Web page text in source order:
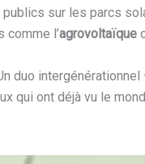
sur les parcs
l’agrovoltaïque
duo
ont déjà vu le